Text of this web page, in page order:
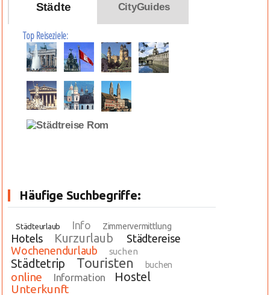
Städte CityGuides
Top Reiseziele:
Häufige Suchbegriffe:
Städteurlaub Info Zimmervermittlung
Hotels Kurzurlaub
Städtereise
Wochenendurlaub
suchen
Städtetrip Touristen buchen
online Information Hostel
Unterkunft